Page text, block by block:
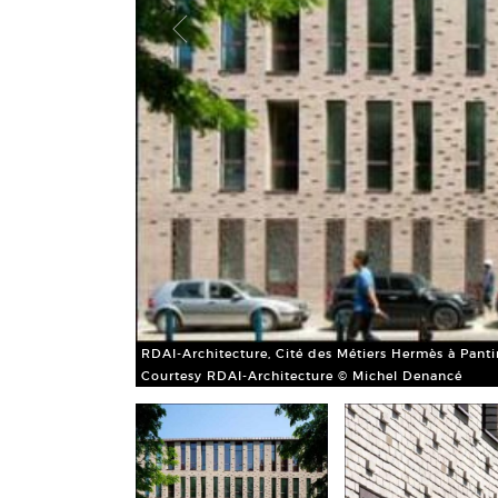
RDAI-Architecture, Cité des Métiers Hermès à
Courtesy RDAI-Architecture © Michel Denancé